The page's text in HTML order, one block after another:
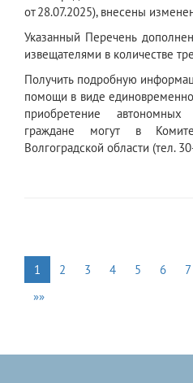
от 28.07.2025), внесены
Указанный Перечень
извещателями в количестве
Получить подробную
помощи в виде
приобретение
граждане могут в
Волгоградской области (тел.
1 2 3 4 5 6 7
»»